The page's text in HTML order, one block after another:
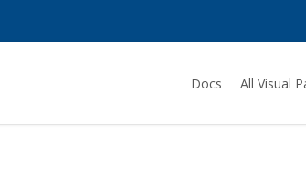
Docs All Visual